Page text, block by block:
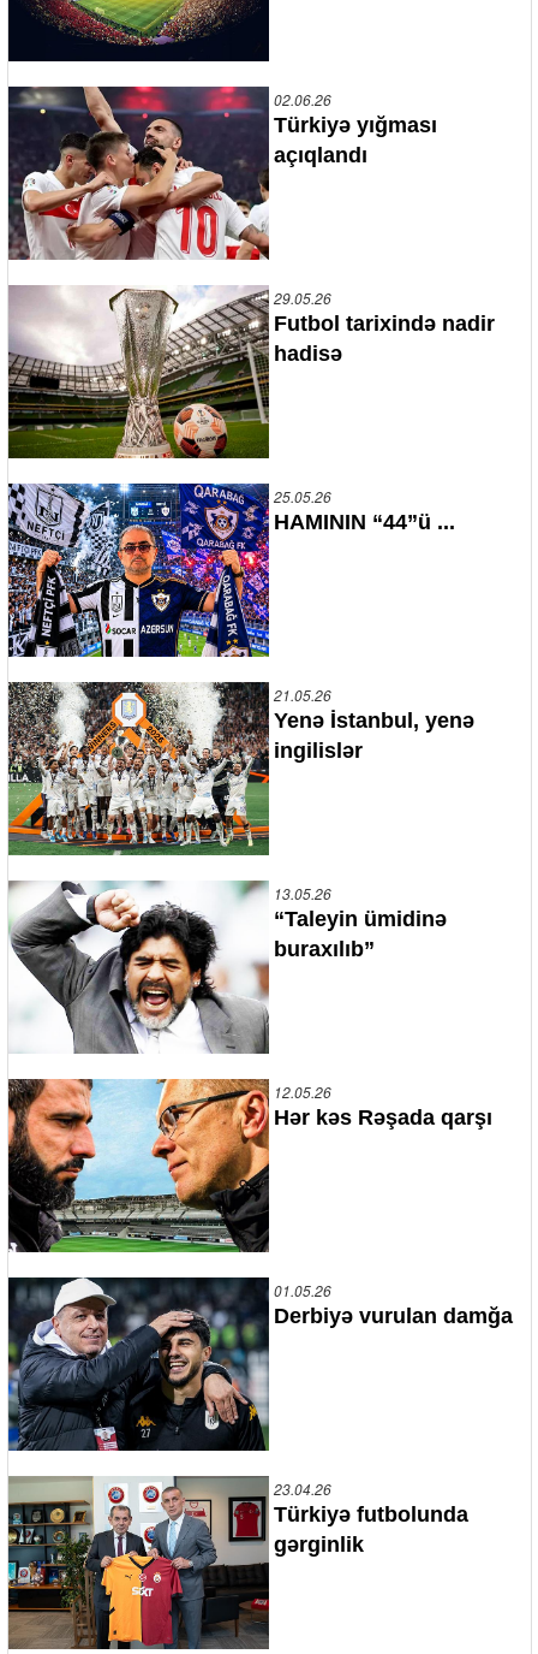
02.06.26
Türkiyə yığması
açıqlandı
29.05.26
Futbol tarixində nadir
hadisə
25.05.26
HAMININ “44”ü ...
21.05.26
Yenə İstanbul, yenə
ingilislər
13.05.26
“Taleyin ümidinə
buraxılıb”
12.05.26
Hər kəs Rəşada qarşı
01.05.26
Derbiyə vurulan damğa
23.04.26
Türkiyə futbolunda
gərginlik